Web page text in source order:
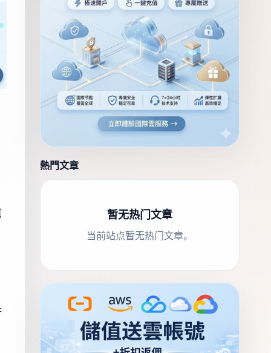
熱門文章
暂无热门文章
当前站点暂无热门文章。